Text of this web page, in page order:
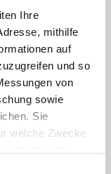
Ihre
mithilfe
auf
und so
von
sowie
Sie
welche Zwecke
SRAMs
PowerLock®-
werkzeuglosen